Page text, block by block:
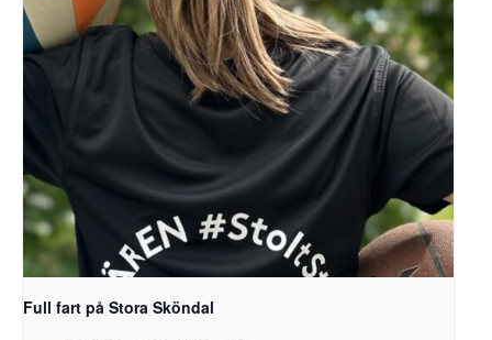
Full fart på Stora Sköndal